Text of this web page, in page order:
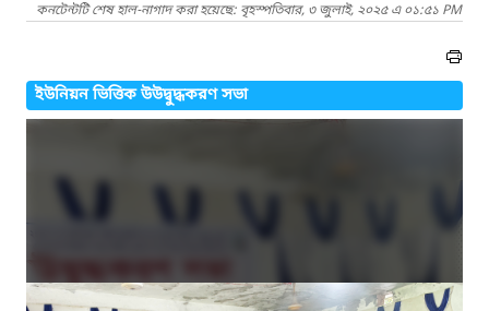
কনটেন্টটি শেষ হাল-নাগাদ করা হয়েছে: বৃহস্পতিবার, ৩ জুলাই, ২০২৫ এ ০১:৫১ PM
ইউনিয়ন ভিত্তিক উউদ্বুদ্ধকরণ সভা